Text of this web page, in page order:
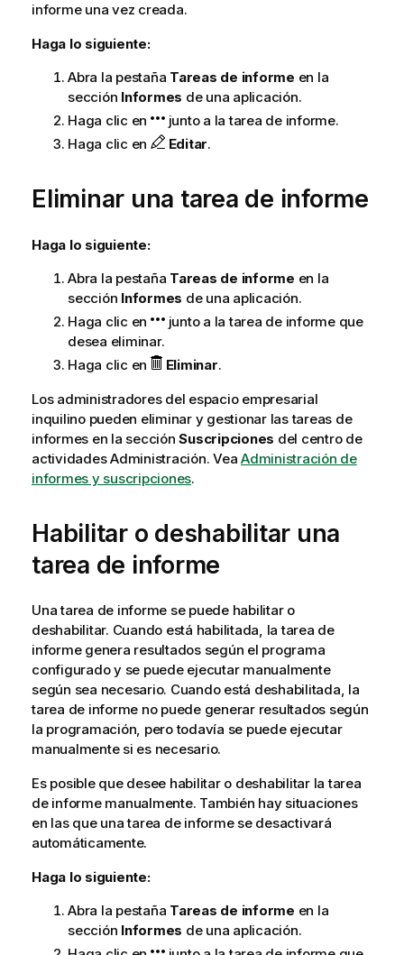
informe una vez creada.
Haga lo siguiente:
Abra la pestaña Tareas de informe en la
sección Informes de una aplicación.
Haga clic en
junto a la tarea de informe.
Haga clic en
Editar.
Eliminar una tarea de informe
Haga lo siguiente:
Abra la pestaña Tareas de informe en la
sección Informes de una aplicación.
Haga clic en
junto a la tarea de informe que
desea eliminar.
Haga clic en
Eliminar.
Los administradores del espacio empresarial
inquilino pueden eliminar y gestionar las tareas de
informes en la secciónSuscripciones del centro de
actividadesAdministración. Vea Administración de
informes y suscripciones.
Habilitar o deshabilitar una
tarea de informe
Una tarea de informe se puede habilitar o
deshabilitar. Cuando está habilitada, la tarea de
informe genera resultados según el programa
configurado y se puede ejecutar manualmente
según sea necesario. Cuando está deshabilitada, la
tarea de informe no puede generar resultados según
la programación, pero todavía se puede ejecutar
manualmente si es necesario.
Es posible que desee habilitar o deshabilitar la tarea
de informe manualmente. También hay situaciones
en las que una tarea de informe se desactivará
automáticamente.
Haga lo siguiente:
Abra la pestaña Tareas de informe en la
sección Informes de una aplicación.